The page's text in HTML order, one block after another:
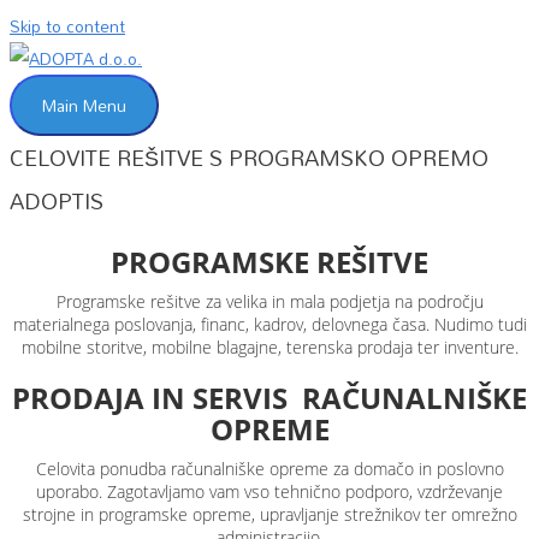
Skip to content
Main Menu
CELOVITE REŠITVE S PROGRAMSKO OPREMO
ADOPTIS​
PROGRAMSKE REŠITVE
Programske rešitve za velika in mala podjetja na področju
materialnega poslovanja, financ, kadrov, delovnega časa. Nudimo tudi
mobilne storitve, mobilne blagajne, terenska prodaja ter inventure.
PRODAJA IN SERVIS RAČUNALNIŠKE
OPREME
Celovita ponudba računalniške opreme za domačo in poslovno
uporabo. Zagotavljamo vam vso tehnično podporo, vzdrževanje
strojne in programske opreme, upravljanje strežnikov ter omrežno